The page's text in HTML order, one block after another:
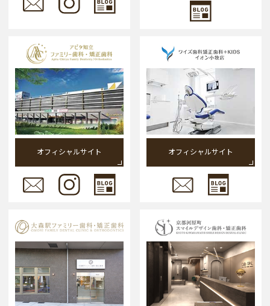
オフィシャルサイト オフィシャルサイト